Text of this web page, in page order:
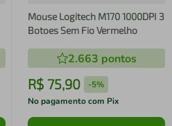
Mouse Logitech M170 1000DPI 3
Botoes Sem Fio Vermelho
2.663 pontos
R$ 75,90 -5%
No pagamento com Pix